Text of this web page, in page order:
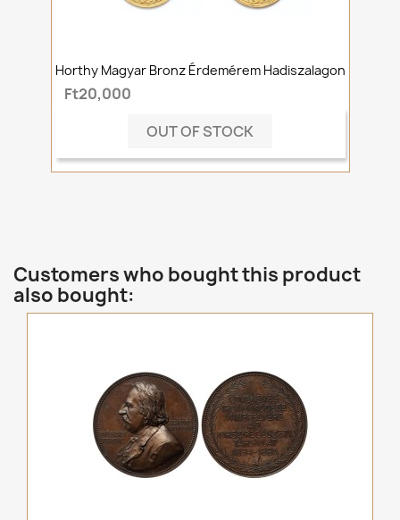
Horthy Magyar Bronz Érdemérem Hadiszalagon
Ft20,000
OUT OF STOCK
Customers who bought this product
also bought: